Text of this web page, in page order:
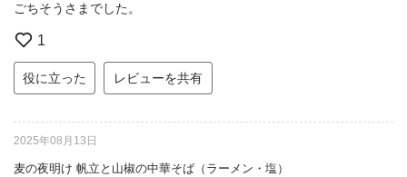
ごちそうさまでした。
1
役に立った レビューを共有
2025年08月13日
麦の夜明け 帆立と山椒の中華そば（ラーメン・塩）